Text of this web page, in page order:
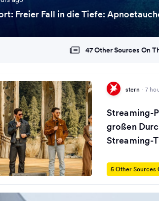
Freier Fall in die Tiefe:
47 Other Sources On
stern · 7
Streaming-
großen
Streaming-
5 Other Sources